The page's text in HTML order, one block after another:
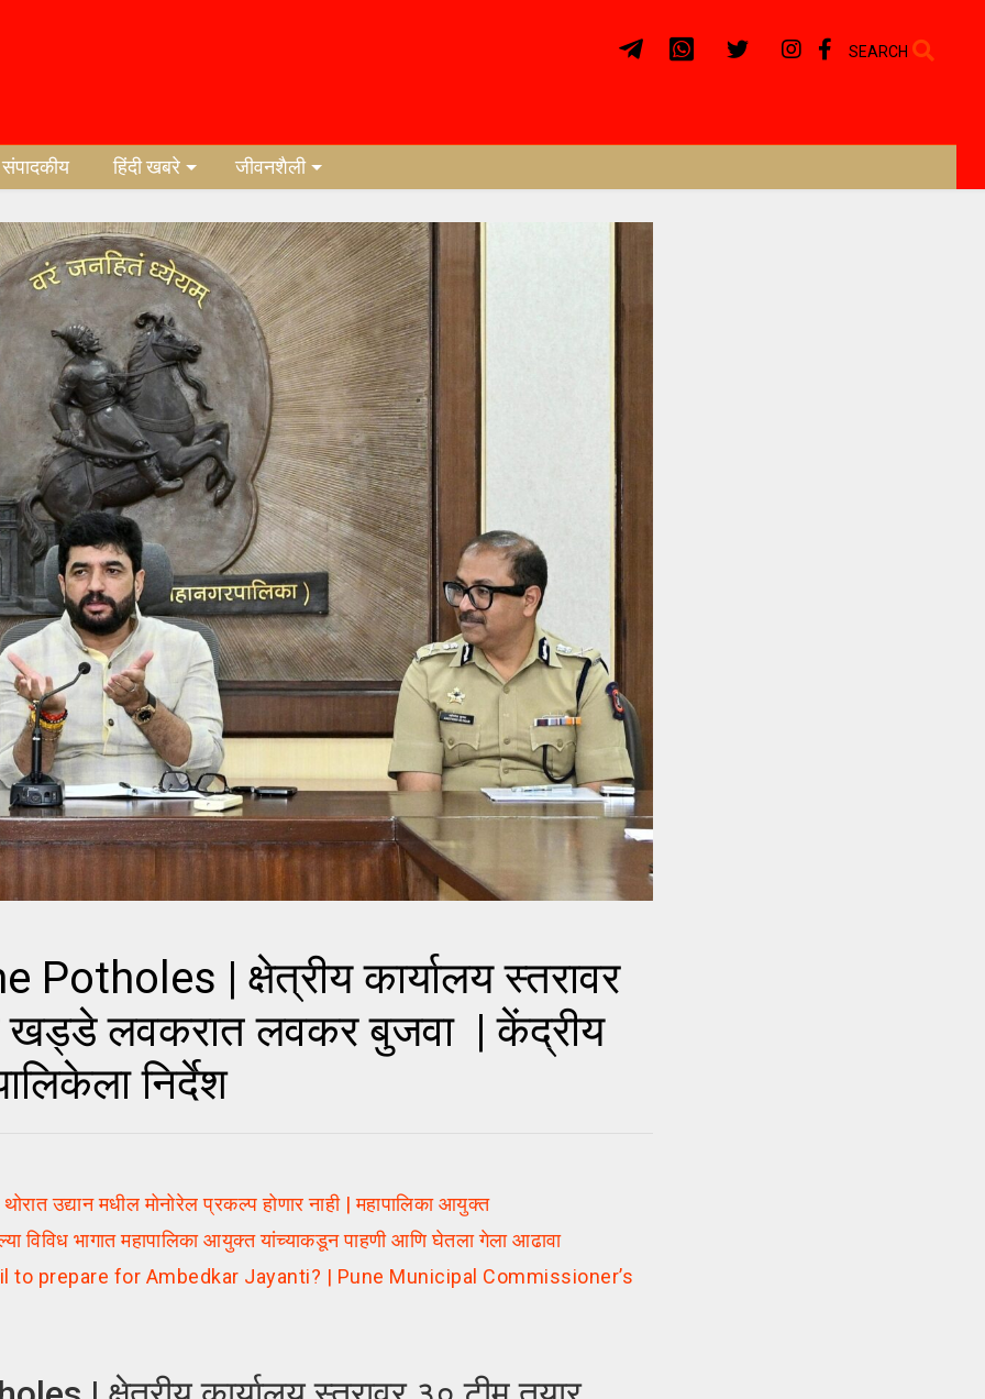
SEARCH
संपादकीय हिंदी खबरे जीवनशैली
| क्षेत्रीय कार्यालय स्तरावर
खड्डे लवकरात लवकर बुजवा | केंद्रीय
निर्देश
उद्यान मधील मोनोरेल प्रकल्प होणार नाही | महापालिका आयुक्त
भागात महापालिका आयुक्त यांच्याकडून पाहणी आणि घेतला गेला आढावा
prepare for Ambedkar Jayanti? | Pune Municipal Commissioner’s